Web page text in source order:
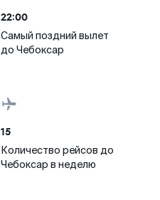
22:00
Самый поздний вылет
до Чебоксар
15
Количество рейсов до
Чебоксар в неделю